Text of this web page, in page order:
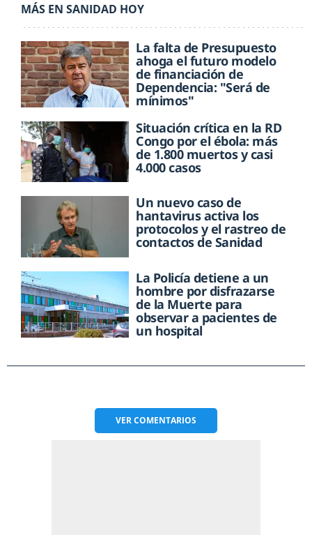
MÁS EN SANIDAD HOY
La falta de Presupuesto
ahoga el futuro modelo
de financiación de
Dependencia: "Será de
mínimos"
Situación crítica en la RD
Congo por el ébola: más
de 1.800 muertos y casi
4.000 casos
Un nuevo caso de
hantavirus activa los
protocolos y el rastreo de
contactos de Sanidad
La Policía detiene a un
hombre por disfrazarse
de la Muerte para
observar a pacientes de
un hospital
VERCOMENTARIOS